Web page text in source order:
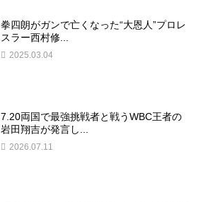
拳四朗がガンで亡くなった“大恩人”プロレ
スラー西村修...
2025.03.04
7.20両国で最強挑戦者と戦うWBC王者の
岩田翔吉が発言し...
2026.07.11